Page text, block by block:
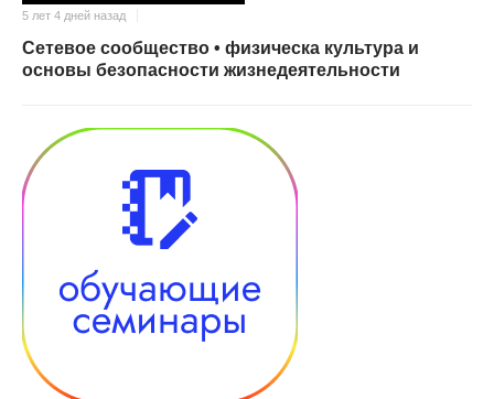
5 лет 4 дней назад
Сетевое сообщество • физическа культура и
основы безопасности жизнедеятельности